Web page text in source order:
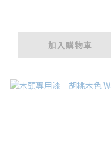
加入購物車